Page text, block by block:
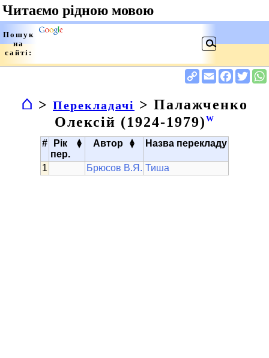
⌂ > Перекладачі > Палажченко
Олексій (1924-1979) W
#
Рік
пер.
▴
▾ Автор ▴
▾ Назва перекладу
Брюсов В.Я. Тиша